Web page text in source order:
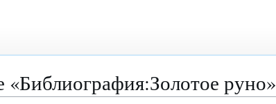
«Библиография:Золотое руно»